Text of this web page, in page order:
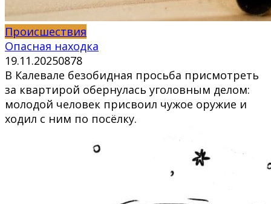
Происшествия
Опасная находка
19.11.20250878
В Калевале безобидная просьба присмотреть
за квартирой обернулась уголовным делом:
молодой человек присвоил чужое оружие и
ходил с ним по посёлку.